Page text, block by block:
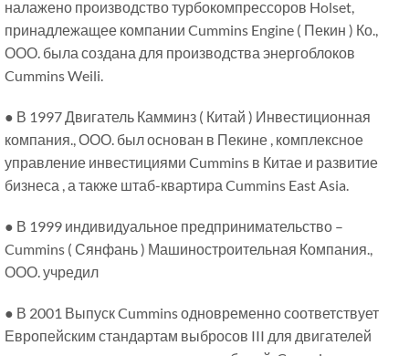
налажено производство турбокомпрессоров Holset,
принадлежащее компании Cummins Engine ( Пекин ) Ко.,
ООО. была создана для производства энергоблоков
Cummins Weili.
● В 1997 Двигатель Камминз ( Китай ) Инвестиционная
компания., ООО. был основан в Пекине , комплексное
управление инвестициями Cummins в Китае и развитие
бизнеса , а также штаб-квартира Cummins East Asia.
● В 1999 индивидуальное предпринимательство –
Cummins ( Сянфань ) Машиностроительная Компания.,
ООО. учредил
● В 2001 Выпуск Cummins одновременно соответствует
Европейским стандартам выбросов III для двигателей